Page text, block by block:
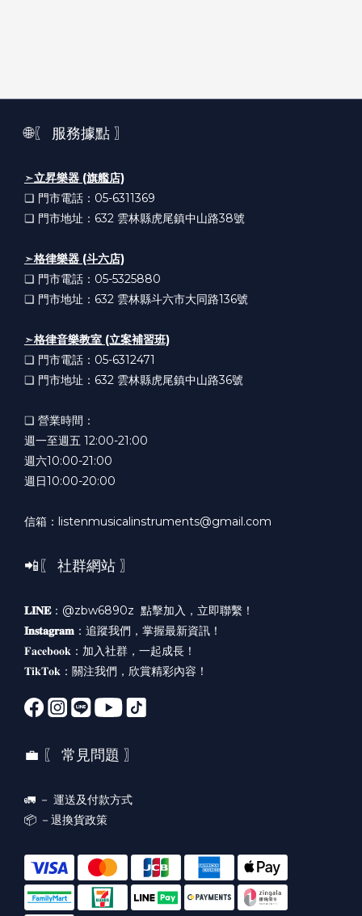
🌐〖 服務據點 〗
➣立昇樂器 (旗艦店)
❏ 門市電話：05-6311369
❏ 門市地址：632 雲林縣虎尾鎮中山路38號
➣格律樂器 (斗六店)
❏ 門市電話：05-5325880
❏ 門市地址：632 雲林縣斗六市大同路136號
➣格律音樂教室 (立案補習班)
❏ 門市電話：05-6312471
❏ 門市地址：632 雲林縣虎尾鎮中山路36號
❏ 營業時間：
週一至週五 12:00-21:00
週六10:00-21:00
週日10:00-20:00
信箱：listenmusicalinstruments@gmail.com
📲〖 社群網站 〗
𝐋𝐈𝐍𝐄：@zbw6890z 點擊加入，立即聯繫！
𝐈𝐧𝐬𝐭𝐚𝐠𝐫𝐚𝐦 ： 追蹤我們，掌握最新資訊！
𝐅𝐚𝐜𝐞𝐛𝐨𝐨𝐤： 加入社群，一起成長！
𝐓𝐢𝐤𝐓𝐨𝐤： 關注我們，欣賞精彩內容！
💼 〖 常見問題 〗
🚛 － 運送及付款方式
📦 － 退換貨政策